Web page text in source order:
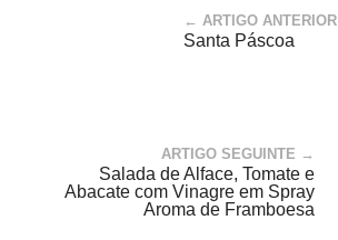
← ARTIGO ANTERIOR
Santa Páscoa
ARTIGO SEGUINTE →
Salada de Alface, Tomate e
Abacate com Vinagre em Spray
Aroma de Framboesa